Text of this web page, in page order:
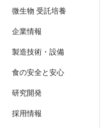
微生物 受託培養
企業情報
製造技術・設備
食の安全と安心
研究開発
採用情報